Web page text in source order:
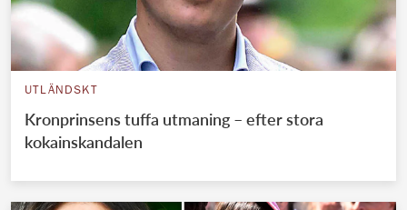
UTLÄNDSKT
Kronprinsens tuffa utmaning – efter stora
kokainskandalen